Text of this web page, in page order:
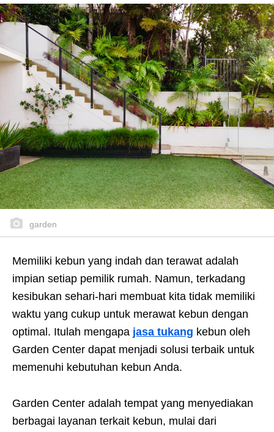
garden
Memiliki kebun yang indah dan terawat adalah
impian setiap pemilik rumah. Namun, terkadang
kesibukan sehari-hari membuat kita tidak memiliki
waktu yang cukup untuk merawat kebun dengan
optimal. Itulah mengapa jasa tukang kebun oleh
Garden Center dapat menjadi solusi terbaik untuk
memenuhi kebutuhan kebun Anda.
Garden Center adalah tempat yang menyediakan
berbagai layanan terkait kebun, mulai dari